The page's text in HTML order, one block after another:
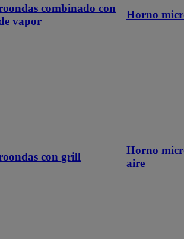
combinado con
vapor
Horno
con grill
Horno
aire